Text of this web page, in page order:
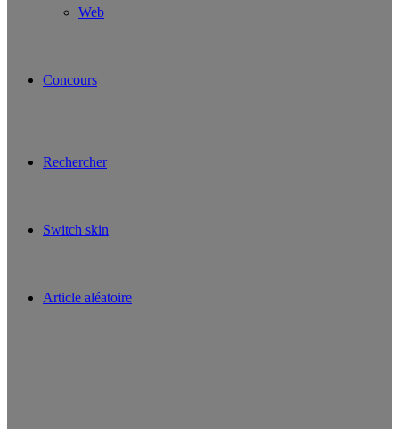
Web
Concours
Rechercher
Switch skin
Article aléatoire